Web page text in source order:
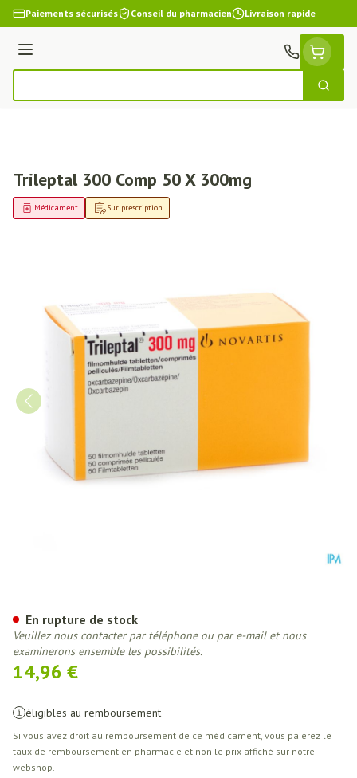
Aller au contenu
Paiements sécurisés Conseil du pharmacien Livraison rapide
Menu
Trileptal 300 Comp 50 X 300mg
Sur prescription
Médicament
14,96 €
éligibles au remboursement
Si vous avez droit au remboursement de ce médicament, vous paierez le
taux de remboursement en pharmacie et non le prix affiché sur notre
webshop.
En rupture de stock
Veuillez nous contacter par téléphone ou par e-mail et nous
examinerons ensemble les possibilités.